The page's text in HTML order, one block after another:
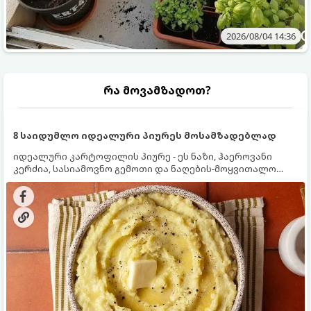
2026/08/04 14:36
რა მოვამზადოთ?
8 საიდუმლო იდეალური პიურეს მოსამზადებლად
იდეალური კარტოფილის პიურე - ეს ნაზი, ჰაეროვანი
კერძია, სასიამოვნო გემოთი და ნაღების-მოყვითალო
ფერით. მისი მომზადება ძალიან მარტივია, მაგრამ
არსებობს რამდენიმე საიდუმლო, რომლებიც უნდა
იცოდეთ, რომ პიურე იდეალურად გემრიელი გამოვიდეს.